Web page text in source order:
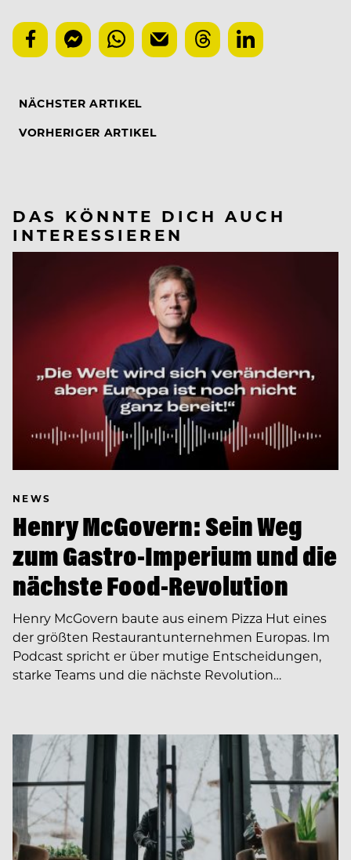
NÄCHSTER ARTIKEL
VORHERIGER ARTIKEL
DAS KÖNNTE DICH AUCH
INTERESSIEREN
NEWS
Henry McGovern: Sein Weg
zum Gastro-Imperium und die
nächste Food-Revolution
Henry McGovern baute aus einem Pizza Hut eines
der größten Restaurantunternehmen Europas. Im
Podcast spricht er über mutige Entscheidungen,
starke Teams und die nächste Revolution…